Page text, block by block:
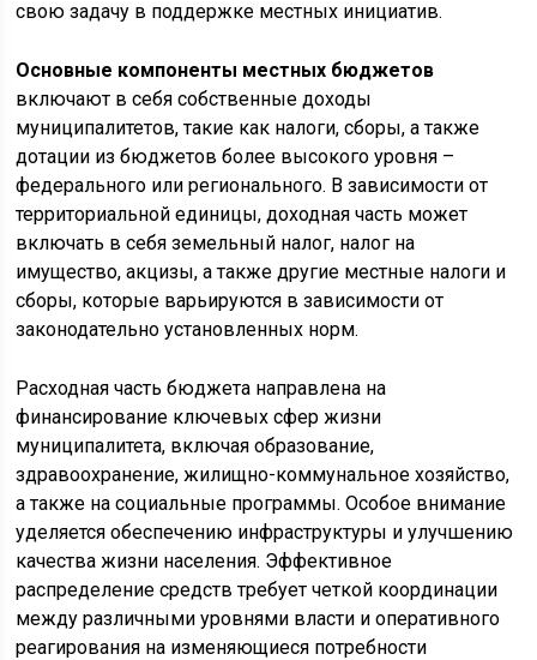
свою задачу в поддержке местных инициатив.
Основные компоненты местных бюджетов
включают в себя собственные доходы
муниципалитетов, такие как налоги, сборы, а также
дотации из бюджетов более высокого уровня –
федерального или регионального. В зависимости от
территориальной единицы, доходная часть может
включать в себя земельный налог, налог на
имущество, акцизы, а также другие местные налоги и
сборы, которые варьируются в зависимости от
законодательно установленных норм.
Расходная часть бюджета направлена на
финансирование ключевых сфер жизни
муниципалитета, включая образование,
здравоохранение, жилищно-коммунальное хозяйство,
а также на социальные программы. Особое внимание
уделяется обеспечению инфраструктуры и улучшению
качества жизни населения. Эффективное
распределение средств требует четкой координации
между различными уровнями власти и оперативного
реагирования на изменяющиеся потребности